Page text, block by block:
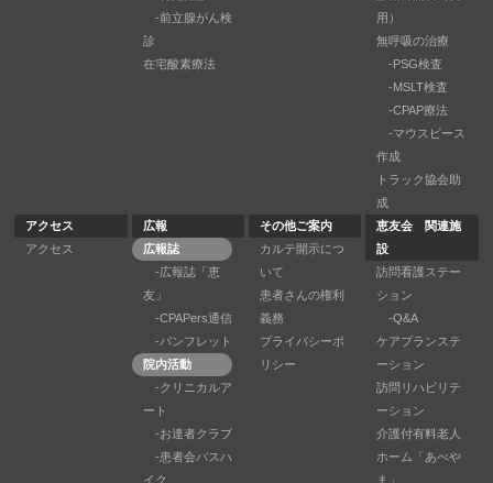
-前立腺がん検
診
在宅酸素療法
用）
無呼吸の治療
-PSG検査
-MSLT検査
-CPAP療法
-マウスピース
作成
トラック協会助
成
アクセス
アクセス
広報
広報誌
-広報誌「恵
友」
-CPAPers通信
-パンフレット
院内活動
-クリニカルア
ート
-お達者クラブ
-患者会バスハ
イク
その他ご案内
カルテ開示につ
いて
患者さんの権利
義務
プライバシーポ
リシー
恵友会 関連施
設
訪問看護ステー
ション
-Q&A
ケアプランステ
ーション
訪問リハビリテ
ーション
介護付有料老人
ホーム「あべや
ま」